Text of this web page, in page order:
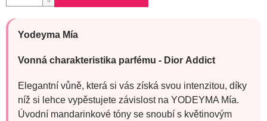
Yodeyma Mía
Vonná charakteristika parfému - Dior Addict
Elegantní vůně, která si vás získá svou intenzitou, díky
níž si lehce vypěstujete závislost na YODEYMA Mía.
Úvodní mandarinkové tóny se snoubí s květinovým